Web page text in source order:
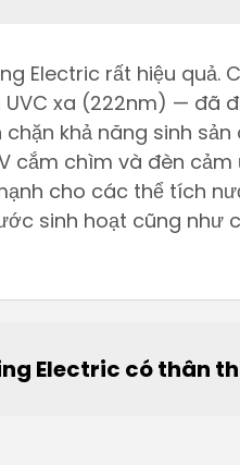
Electric rất hiệu
xa (222nm) — đã
khả năng sinh
cắm chìm và đèn
cho các thể tích
sinh hoạt cũng như
Electric có thân